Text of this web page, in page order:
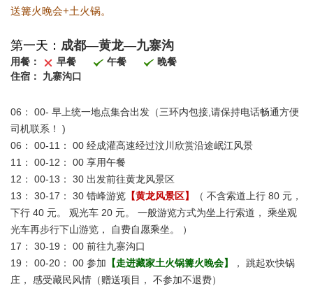
送篝火晚会+土火锅。
第一天： 成都—黄龙—九寨沟
用餐： 早餐 午餐
晚餐
住宿：
九寨沟口
06： 00- 早上统一地点集合出发（三环内包接,请保持电话畅通方便
司机联系！ )
06： 00-11： 00 经成灌高速经过汶川欣赏沿途岷江风景
11： 00-12： 00 享用午餐
12： 00-13： 30 出发前往黄龙风景区
13： 30-17： 30 错峰游览 【黄龙风景区】
（ 不含索道上行 80 元，
下行 40 元。 观光车 20 元。 一般游览方式为坐上行索道， 乘坐观
光车再步行下山游览， 自费自愿乘坐。 ）
17： 30-19： 00 前往九寨沟口
19： 00-20： 00 参加 【走进藏家土火锅篝火晚会】
， 跳起欢快锅
庄， 感受藏民风情（赠送项目， 不参加不退费）